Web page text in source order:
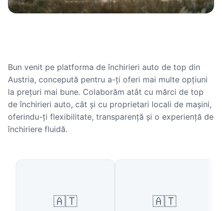
Bun venit pe platforma de închirieri auto de top din
Austria, concepută pentru a-ți oferi mai multe opțiuni
la prețuri mai bune. Colaborăm atât cu mărci de top
de închirieri auto, cât și cu proprietari locali de mașini,
oferindu-ți flexibilitate, transparență și o experiență de
închiriere fluidă.
Orașe populare în Austria
🇦🇹 🇦🇹